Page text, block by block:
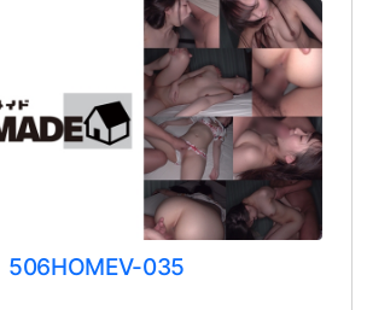
506HOMEV-035